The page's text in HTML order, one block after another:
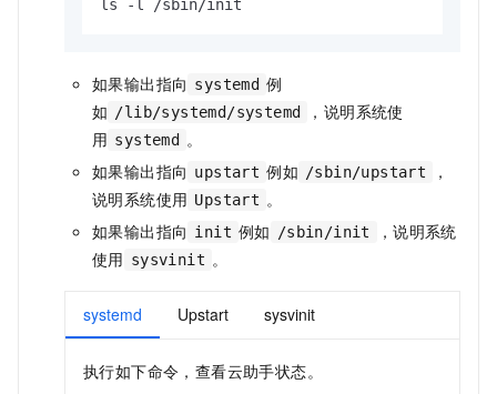
ls -l /sbin/init
如果输出指向 systemd 例
如 /lib/systemd/systemd
，说明系统使
用 systemd 。
如果输出指向 upstart 例如 /sbin/upstart
，
说明系统使用 Upstart 。
如果输出指向 init 例如 /sbin/init
，说明系统
使用 sysvinit 。
systemd Upstart sysvinit
执行如下命令，查看云助手状态。